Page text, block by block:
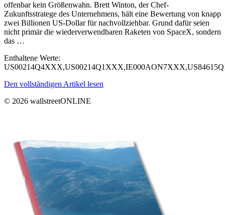
offenbar kein Größenwahn. Brett Winton, der Chef-
Zukunftsstratege des Unternehmens, hält eine Bewertung von knapp
zwei Billionen US-Dollar für nachvollziehbar. Grund dafür seien
nicht primär die wiederverwendbaren Raketen von SpaceX, sondern
das …
Enthaltene Werte:
Den vollständigen Artikel lesen
© 2026 wallstreetONLINE